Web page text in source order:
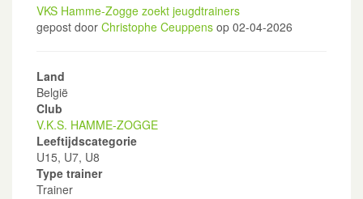
VKS Hamme-Zogge zoekt jeugdtrainers
gepost door Christophe Ceuppens op 02-04-2026
Land
België
Club
V.K.S. HAMME-ZOGGE
Leeftijdscategorie
U15, U7, U8
Type trainer
Trainer